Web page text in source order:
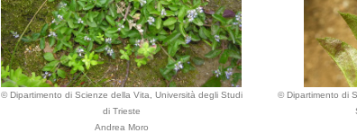
© Dipartimento di Scienze della Vita, Università degli Studi
di Trieste
Andrea Moro
© Dipartimento di